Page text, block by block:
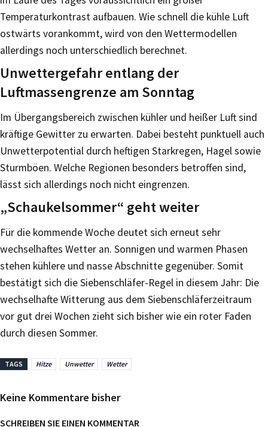
Temperaturkontrast aufbauen. Wie schnell die kühle Luft
ostwärts vorankommt, wird von den Wettermodellen
allerdings noch unterschiedlich berechnet.
Unwettergefahr entlang der
Luftmassengrenze am Sonntag
Im Übergangsbereich zwischen kühler und heißer Luft sind
kräftige Gewitter zu erwarten. Dabei besteht punktuell auch
Unwetterpotential durch heftigen Starkregen, Hagel sowie
Sturmböen. Welche Regionen besonders betroffen sind,
lässt sich allerdings noch nicht eingrenzen.
„Schaukelsommer“ geht weiter
Für die kommende Woche deutet sich erneut sehr
wechselhaftes Wetter an. Sonnigen und warmen Phasen
stehen kühlere und nasse Abschnitte gegenüber. Somit
bestätigt sich die Siebenschläfer-Regel in diesem Jahr: Die
wechselhafte Witterung aus dem Siebenschläferzeitraum
vor gut drei Wochen zieht sich bisher wie ein roter Faden
durch diesen Sommer.
TAGS Hitze Unwetter Wetter
Keine Kommentare bisher
SCHREIBEN SIE EINEN KOMMENTAR